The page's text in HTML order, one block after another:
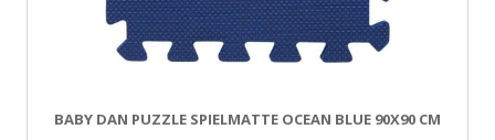
BABY DAN PUZZLE SPIELMATTE OCEAN BLUE 90X90 CM